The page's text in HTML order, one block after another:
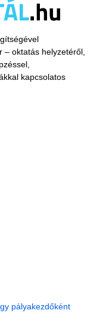
oktatás helyzetéről,
kapcsolatos
pályakezdőként